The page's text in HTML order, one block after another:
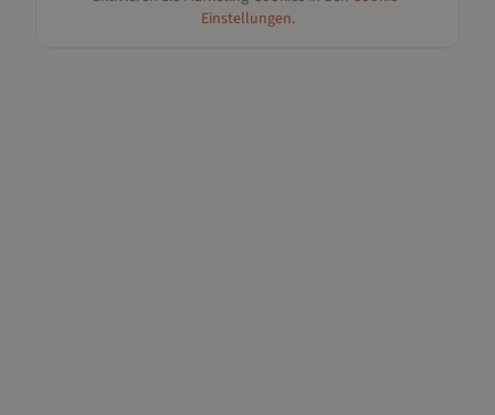
Einstellungen.